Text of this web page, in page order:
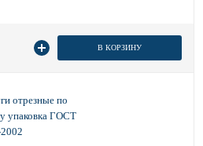
В КОРЗИНУ